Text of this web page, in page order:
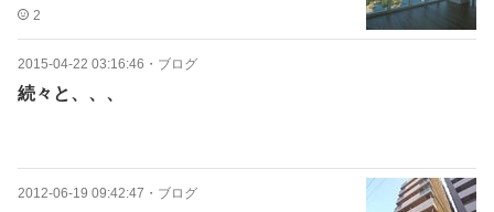
2
2015-04-22 03:16:46 ・ ブログ
続々と、、、
2012-06-19 09:42:47 ・ ブログ